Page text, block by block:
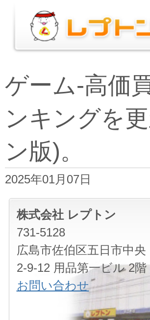
株式会社 レプトン
731-5128
広島市佐伯区五日市中央
2-9-12 用品第一ビル 2階
お問い合わせ
ゲーム-高価
ンキングを
ン版)。
2025年01月07日